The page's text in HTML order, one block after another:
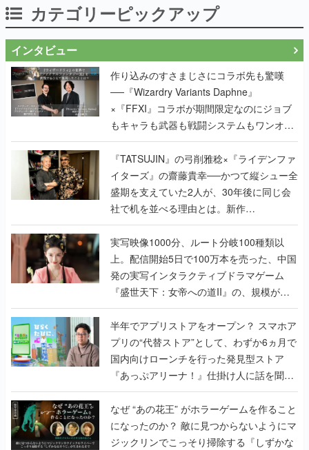
カテゴリーピックアップ
インタビュー
作り込みのすさまじさにコラボ先も驚嘆
──『Wizardry Variants Daphne』
×『FFXI』コラボが期間限定なのにジョブ
もキャラも武器も戦闘システムもワンオフ
で作り込まれた理由を両ディレクターに聞
く
『TATSUJIN』の弓削雅稔×『ライデンファ
イターズ』の齋藤貴幸──かつて縦シュー全
盛期を支えていた2人が、30年後に同じ会
社で机を並べる理由とは。新作
『TATSUJIN EXTREME』で初タッグを組
んだレジェンド2人に訊く開発秘話
実写映像1000分、ルート分岐100種類以
上。配信開始5日で100万本を売った、中国
発の実写インタラクティブドラマゲーム
『盛世天下：女帝への道II』の、規模が違
うこだわりをプロデューサーに聞いた
半年でアプリストアをオープン？ スマホア
プリの“代替ストア”として、わずか6ヵ月で
国内向けローンチを行った発見型ストア
『あっぷアリーナ！』仕掛け人に話を聞い
てみた
なぜ “あの花王” がホラーゲームを作ること
になったのか？ 敵に見つからないようにマ
ジックリンでこっそり掃除する『しずかな